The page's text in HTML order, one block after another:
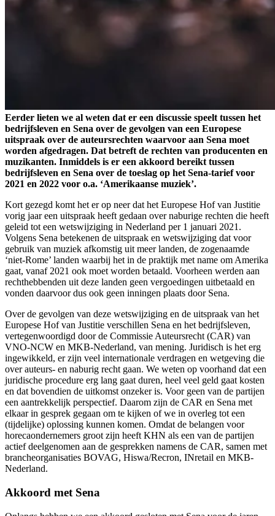
Eerder lieten we al weten dat er een discussie speelt tussen het
bedrijfsleven en Sena over de gevolgen van een Europese
uitspraak over de auteursrechten waarvoor aan Sena moet
worden afgedragen. Dat betreft de rechten van producenten en
muzikanten. Inmiddels is er een akkoord bereikt tussen
bedrijfsleven en Sena over de toeslag op het Sena-tarief voor
2021 en 2022 voor o.a. ‘Amerikaanse muziek’.
Kort gezegd komt het er op neer dat het Europese Hof van Justitie
vorig jaar een uitspraak heeft gedaan over naburige rechten die heeft
geleid tot een wetswijziging in Nederland per 1 januari 2021.
Volgens Sena betekenen de uitspraak en wetswijziging dat voor
gebruik van muziek afkomstig uit meer landen, de zogenaamde
‘niet-Rome’ landen waarbij het in de praktijk met name om Amerika
gaat, vanaf 2021 ook moet worden betaald. Voorheen werden aan
rechthebbenden uit deze landen geen vergoedingen uitbetaald en
vonden daarvoor dus ook geen inningen plaats door Sena.
Over de gevolgen van deze wetswijziging en de uitspraak van het
Europese Hof van Justitie verschillen Sena en het bedrijfsleven,
vertegenwoordigd door de Commissie Auteursrecht (CAR) van
VNO-NCW en MKB-Nederland, van mening. Juridisch is het erg
ingewikkeld, er zijn veel internationale verdragen en wetgeving die
over auteurs- en naburig recht gaan. We weten op voorhand dat een
juridische procedure erg lang gaat duren, heel veel geld gaat kosten
en dat bovendien de uitkomst onzeker is. Voor geen van de partijen
een aantrekkelijk perspectief. Daarom zijn de CAR en Sena met
elkaar in gesprek gegaan om te kijken of we in overleg tot een
(tijdelijke) oplossing kunnen komen. Omdat de belangen voor
horecaondernemers groot zijn heeft KHN als een van de partijen
actief deelgenomen aan de gesprekken namens de CAR, samen met
brancheorganisaties BOVAG, Hiswa/Recron, INretail en MKB-
Nederland.
Akkoord met Sena